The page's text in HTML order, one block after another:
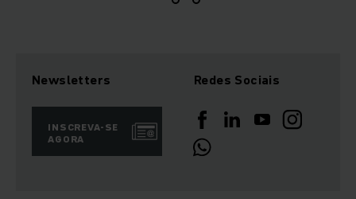
Newsletters
INSCREVA-SE
AGORA
Redes Sociais